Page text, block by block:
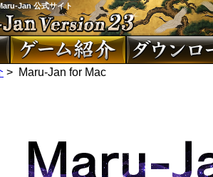
Jan 公式サイト
> Maru-Jan for Mac